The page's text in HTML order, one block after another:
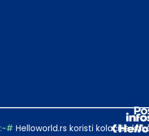
:~# Helloworld.rs koristi kolačiće